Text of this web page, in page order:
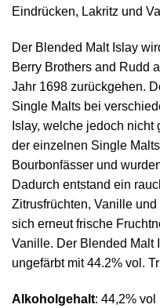
Eindrücken, Lakritz und
Der Blended Malt Islay
Berry Brothers and Rudd
Jahr 1698 zurückgehen.
Single Malts bei
Islay, welche jedoch
der einzelnen Single
Bourbonfässer und
Dadurch entstand ein
Zitrusfrüchten, Vanille
sich erneut frische
Vanille. Der Blended Malt
ungefärbt mit 44.2% vol.
Alkoholgehalt: 44,2% vol